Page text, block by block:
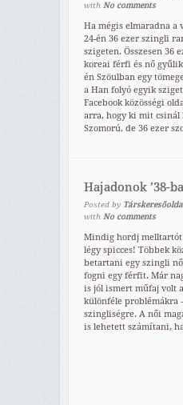
with No comments
Ha mégis elmaradna a
24-én 36 ezer szingli
szigeten. Összesen 36
koreai férfi és nő gyűlik
én Szöulban egy
a Han folyó egyik
Facebook közösségi
arra, hogy ki mit csinál
Szomorú, de 36 ezer
Hajadonok ’38-
Posted by
with No comments
Mindig hordj
légy spicces! Többek
betartani egy szingli
fogni egy férfit. Már
is jól ismert műfaj volt
különféle problémákra
szingliségre. A női
is lehetett számítani,